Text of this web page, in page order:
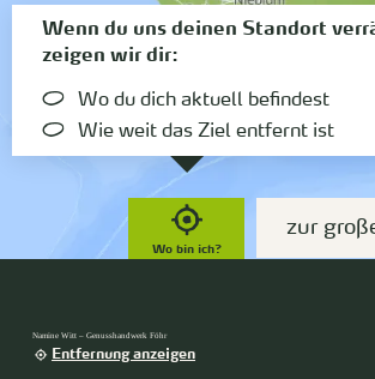
Wo bin ich?
Wenn du uns deinen Standort
zeigen wir dir:
Wo du dich aktuell befindest
Wie weit das Ziel entfernt ist
zur
Namine Witt – Genusshandwerk Föhr
Entfernung anzeigen